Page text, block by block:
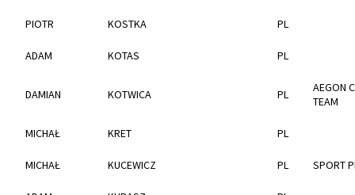
PIOTR KOSTKA PL
ADAM KOTAS PL
DAMIAN KOTWICA PL
AEGON
TEAM
MICHAŁ KRET PL
MICHAŁ KUCEWICZ PL SPORT